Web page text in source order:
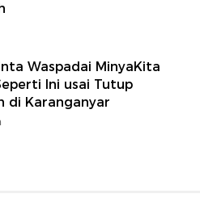
Waspadai MinyaKita
Ini usai Tutup
di Karanganyar